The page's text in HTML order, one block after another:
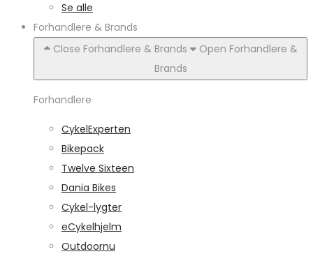
Se alle
Forhandlere & Brands
Close Forhandlere & Brands
Open Forhandlere &
Brands
Forhandlere
CykelExperten
Bikepack
Twelve Sixteen
Dania Bikes
Cykel-lygter
eCykelhjelm
Outdoornu